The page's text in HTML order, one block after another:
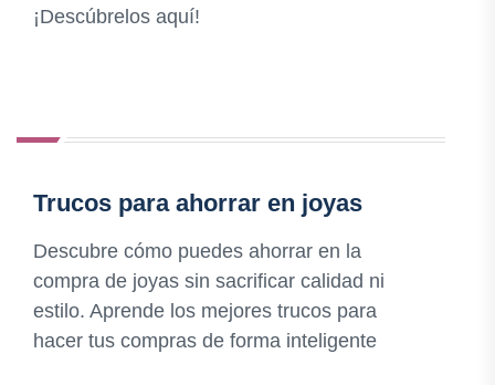
¡Descúbrelos aquí!
Trucos para ahorrar en joyas
Descubre cómo puedes ahorrar en la
compra de joyas sin sacrificar calidad ni
estilo. Aprende los mejores trucos para
hacer tus compras de forma inteligente